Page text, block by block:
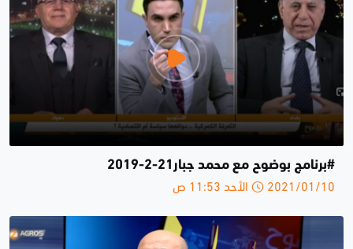
#برنامج بوضوح مع محمد جبار21-2-2019
2021/01/10 الأحد 11:53 ص